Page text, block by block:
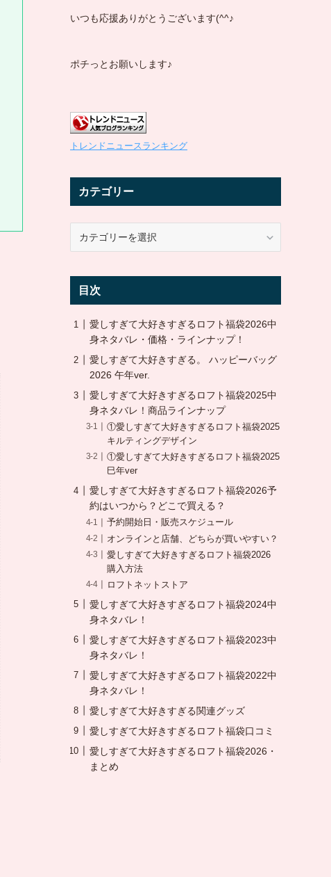
いつも応援ありがとうございます(^^♪
ポチっとお願いします♪
トレンドニュースランキング
カテゴリー
リ
目次
愛しすぎて大好きすぎるロフト福袋2026中
身ネタバレ・価格・ラインナップ！
愛しすぎて大好きすぎる。 ハッピーバッグ
2026 午年ver.
愛しすぎて大好きすぎるロフト福袋2025中
身ネタバレ！商品ラインナップ
①愛しすぎて大好きすぎるロフト福袋2025
キルティングデザイン
①愛しすぎて大好きすぎるロフト福袋2025
巳年ver
愛しすぎて大好きすぎるロフト福袋2026予
約はいつから？どこで買える？
予約開始日・販売スケジュール
オンラインと店舗、どちらが買いやすい？
愛しすぎて大好きすぎるロフト福袋2026
購入方法
ロフトネットストア
愛しすぎて大好きすぎるロフト福袋2024中
身ネタバレ！
愛しすぎて大好きすぎるロフト福袋2023中
身ネタバレ！
愛しすぎて大好きすぎるロフト福袋2022中
身ネタバレ！
愛しすぎて大好きすぎる関連グッズ
愛しすぎて大好きすぎるロフト福袋口コミ
愛しすぎて大好きすぎるロフト福袋2026・
まとめ